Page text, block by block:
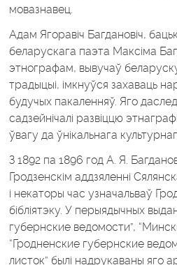
мовазнавец.
Адам Ягоравіч Багдановіч,
беларускага паэта Максіма
этнографам, вывучаў
традыцыі, імкнуўся захаваць
будучых пакаленняў. Яго
садзейнічалі развіццю
ўвагу да ўнікальнага
З 1892 па 1896 год А. Я.
Гродзенскім аддзяленні
і некаторы час узначальваў
бібліятэку. У перыядычных
губернские ведомости”,
“Гродненские губернские
листок” былі надрукаваны яго